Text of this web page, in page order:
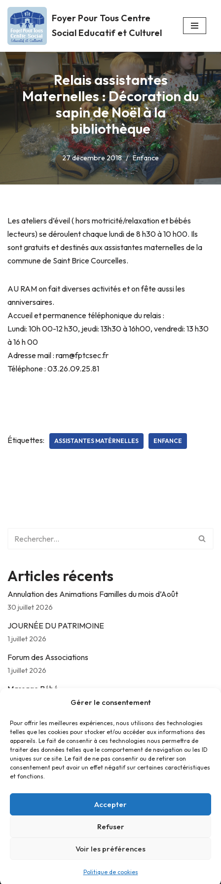
Gérer le consentement
Pour offrir les meilleures expériences, nous utilisons des technologies
telles que les cookies pour stocker et/ou accéder aux informations des
appareils. Le fait de consentir à ces technologies nous permettra de
traiter des données telles que le comportement de navigation ou les ID
uniques sur ce site. Le fait de ne pas consentir ou de retirer son
consentement peut avoir un effet négatif sur certaines caractéristiques
et fonctions.
Accepter
Refuser
Voir les préférences
Politique de cookies
Aller
au
contenu
Foyer Pour Tous Centre
Social Educatif et Culturel
Relais assistantes
Maternelles : Décoration du
sapin de Noël à la
bibliothèque
27 décembre 2018 Enfance
Les ateliers d’éveil ( hors motricité/relaxation et bébés
lecteurs) se déroulent chaque lundi de 8 h30 à 10 h00. Ils
sont gratuits et destinés aux assistantes maternelles de la
commune de Saint Brice Courcelles.
AU RAM on fait diverses activités et on fête aussi les
anniversaires.
Accueil et permanence téléphonique du relais :
Lundi: 10h 00-12 h30, jeudi: 13h30 à 16h00, vendredi: 13 h30
à 16 h 00
Adresse mail : ram@fptcsec.fr
Téléphone : 03.26.09.25.81
Étiquettes: ASSISTANTES MATÉRNELLES ENFANCE
Articles récents
Annulation des Animations Familles du mois d’Août
30 juillet 2026
JOURNÉE DU PATRIMOINE
1 juillet 2026
Forum des Associations
1 juillet 2026
Massage Bébé
Les jeudis de La Parolière
16 juin 2026
Contact
Site réalisé parSBCTech